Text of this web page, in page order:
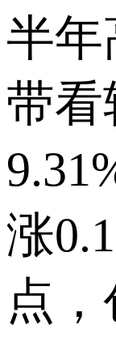
半年
带看
涨
点